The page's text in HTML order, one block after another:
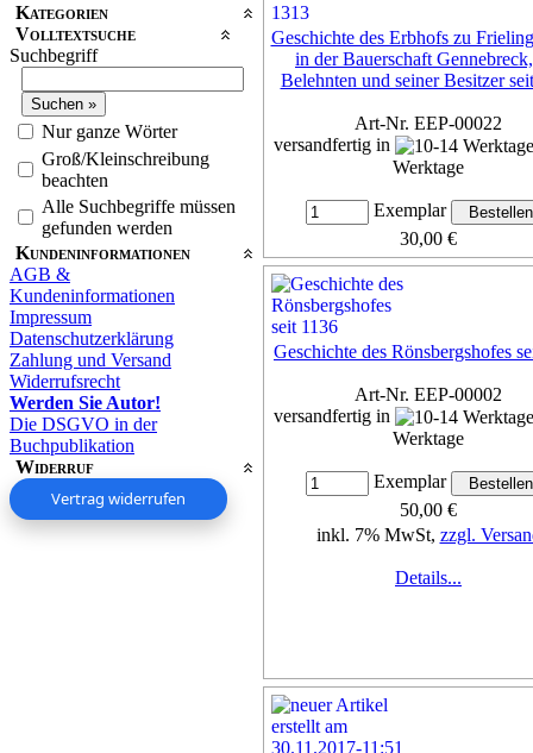
Kategorien
Volltextsuche
Suchbegriff
Nur ganze Wörter
Groß/Kleinschreibung
beachten
Alle Suchbegriffe müssen
gefunden werden
Kundeninformationen
AGB &
Kundeninformationen
Impressum
Datenschutzerklärung
Zahlung und Versand
Widerrufsrecht
Werden Sie Autor!
Die DSGVO in der
Buchpublikation
Widerruf
Vertrag widerrufen
Geschichte des Erbhofs zu
in der Bauerschaft
Belehnten und seiner Besitzer
Art-Nr. EEP-00022
versandfertig in
Werktage
Exemplar
30,00 €
inkl. 7% MwSt,zzgl.
Geschichte des Rönsbergshofes
Art-Nr. EEP-00002
versandfertig in
Werktage
Exemplar
50,00 €
inkl. 7% MwSt, zzgl.
Details...